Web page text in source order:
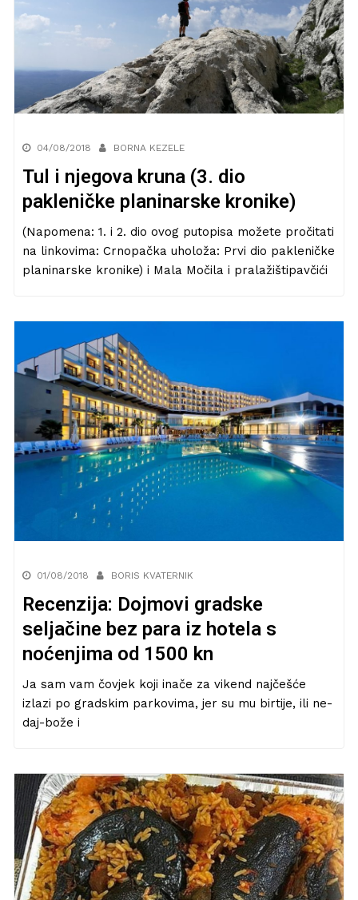
04/08/2018 BORNA KEZELE
Tul i njegova kruna (3. dio
pakleničke planinarske kronike)
(Napomena: 1. i 2. dio ovog putopisa možete pročitati
na linkovima: Crnopačka uholoža: Prvi dio pakleničke
planinarske kronike) i Mala Močila i pralažištipavčići
01/08/2018 BORIS KVATERNIK
Recenzija: Dojmovi gradske
seljačine bez para iz hotela s
noćenjima od 1500 kn
Ja sam vam čovjek koji inače za vikend najčešće
izlazi po gradskim parkovima, jer su mu birtije, ili ne-
daj-bože i